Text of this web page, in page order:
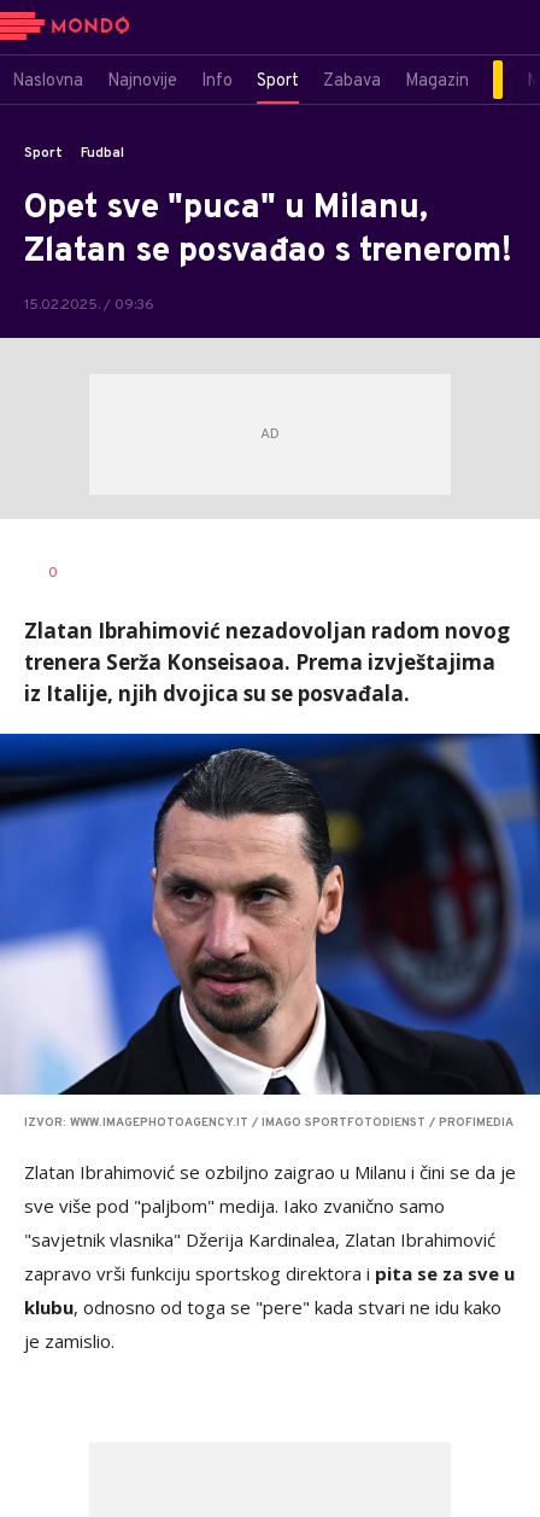
Naslovna Najnovije Info Sport Zabava Magazin
Sport Fudbal
Opet sve "puca" u Milanu,
Zlatan se posvađao s trenerom!
15.02.2025. / 09:36
AUTOR
0
Zlatan Ibrahimović nezadovoljan radom novog
trenera Serža Konseisaoa. Prema izvještajima
iz Italije, njih dvojica su se posvađala.
IZVOR: WWW.IMAGEPHOTOAGENCY.IT / IMAGO SPORTFOTODIENST / PROFIMEDIA
Zlatan Ibrahimović se ozbiljno zaigrao u Milanu i čini se da je
sve više pod "paljbom" medija. Iako zvanično samo
"savjetnik vlasnika" Džerija Kardinalea, Zlatan Ibrahimović
zapravo vrši funkciju sportskog direktora i pita se za sve u
klubu, odnosno od toga se "pere" kada stvari ne idu kako
je zamislio.